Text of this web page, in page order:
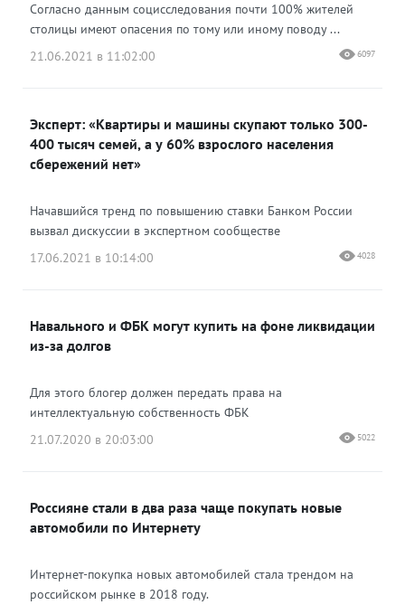
Согласно данным социсследования почти 100% жителей
столицы имеют опасения по тому или иному поводу ...
21.06.2021 в 11:02:00
6097
Эксперт: «Квартиры и машины скупают только 300-
400 тысяч семей, а у 60% взрослого населения
сбережений нет»
Начавшийся тренд по повышению ставки Банком России
вызвал дискуссии в экспертном сообществе
17.06.2021 в 10:14:00
4028
Навального и ФБК могут купить на фоне ликвидации
из-за долгов
Для этого блогер должен передать права на
интеллектуальную собственность ФБК
21.07.2020 в 20:03:00
5022
Россияне стали в два раза чаще покупать новые
автомобили по Интернету
Интернет-покупка новых автомобилей стала трендом на
российском рынке в 2018 году.